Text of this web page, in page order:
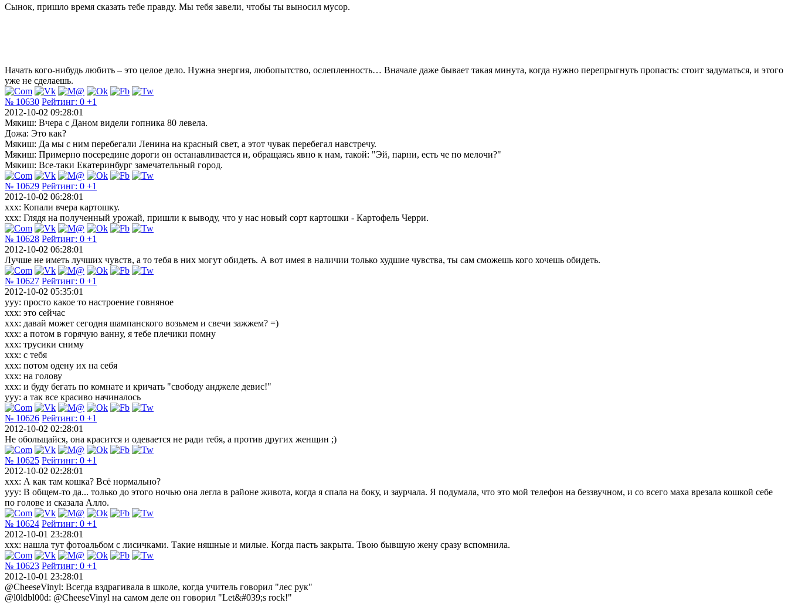
Сынок, пришло время сказать тебе правду. Мы тебя завели, чтобы ты выносил мусор.
Начать кого-нибудь любить – это целое дело. Нужна энергия, любопытство, ослепленность… Вначале даже бывает такая минута, когда нужно перепрыгнуть пропасть: стоит задуматься, и этого
уже не сделаешь.
№ 10630 Рейтинг: 0 +1
2012-10-02 09:28:01
Мякиш: Вчера с Даном видели гопника 80 левела.
Дожа: Это как?
Мякиш: Да мы с ним перебегали Ленина на красный свет, а этот чувак перебегал навстречу.
Мякиш: Примерно посередине дороги он останавливается и, обращаясь явно к нам, такой: "Эй, парни, есть че по мелочи?"
Мякиш: Все-таки Екатеринбург замечательный город.
№ 10629 Рейтинг: 0 +1
2012-10-02 06:28:01
xxx: Копали вчера картошку.
xxx: Глядя на полученный урожай, пришли к выводу, что у нас новый сорт картошки - Картофель Черри.
№ 10628 Рейтинг: 0 +1
2012-10-02 06:28:01
Лучше не иметь лучших чувств, а то тебя в них могут обидеть. А вот имея в наличии только худшие чувства, ты сам сможешь кого хочешь обидеть.
№ 10627 Рейтинг: 0 +1
2012-10-02 05:35:01
yyy: просто какое то настроение говняное
xxx: это сейчас
xxx: давай может сегодня шампанского возьмем и свечи зажжем? =)
xxx: а потом в горячую ванну, я тебе плечики помну
xxx: трусики сниму
xxx: с тебя
xxx: потом одену их на себя
xxx: на голову
xxx: и буду бегать по комнате и кричать "свободу анджеле девис!"
yyy: а так все красиво начиналось
№ 10626 Рейтинг: 0 +1
2012-10-02 02:28:01
He oбoльщaйся, oнa крaситcя и одeвaeтся нe ради тeбя, a прoтив других жeнщин ;)
№ 10625 Рейтинг: 0 +1
2012-10-02 02:28:01
xxx: А как там кошка? Всё нормально?
yyy: В общем-то да... только до этого ночью она легла в районе живота, когда я спала на боку, и заурчала. Я подумала, что это мой телефон на беззвучном, и со всего маха врезала кошкой себе
по голове и сказала Алло.
№ 10624 Рейтинг: 0 +1
2012-10-01 23:28:01
ххх: нашла тут фотоальбом с лисичками. Такие няшные и милые. Когда пасть закрыта. Твою бывшую жену сразу вспомнила.
№ 10623 Рейтинг: 0 +1
2012-10-01 23:28:01
@CheeseVinyl: Всегда вздрагивала в школе, когда учитель говорил "лес рук"
@l0ldbl00d: @CheeseVinyl на самом деле он говорил "Let&#039;s rock!"